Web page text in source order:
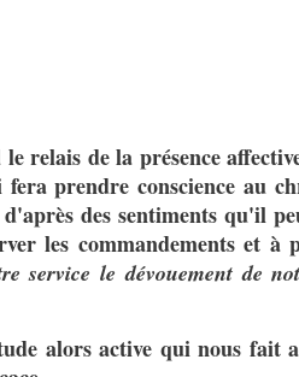
relais de la présence
prendre conscience au
des sentiments qu'il
les commandements et à
service le dévouement de
alors active qui nous fait